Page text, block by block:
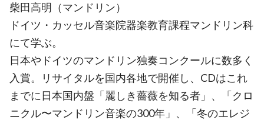
柴田高明（マンドリン）
ドイツ・カッセル音楽院器楽教育課程マンドリン科
にて学ぶ。
日本やドイツのマンドリン独奏コンクールに数多く
入賞。リサイタルを国内各地で開催し、CDはこれ
までに日本国内盤「麗しき薔薇を知る者」、「クロ
ニクル〜マンドリン音楽の300年」、「冬のエレジ